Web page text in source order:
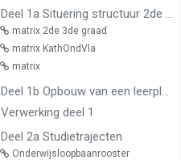
Deel 1a Situering structuur 2de en 3de graad
matrix 2de 3de graad
matrix KathOndVla
matrix
Deel 1b Opbouw van een leerplan vormingsconcept
Verwerking deel 1
Deel 2a Studietrajecten
Onderwijsloopbaanrooster